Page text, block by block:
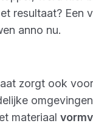
resultaat? Een
anno nu.
zorgt ook
materiaal